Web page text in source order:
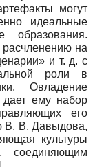
могут
идеальные
образования.
расчленению на
и т. д. с
роли в
Овладение
дает ему набор
его
В. В. Давыдова,
культуры
соединяющим